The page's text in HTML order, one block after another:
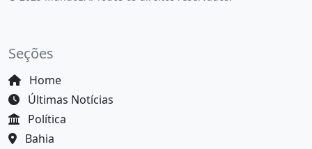
Seções
Home
Últimas Notícias
Política
Bahia